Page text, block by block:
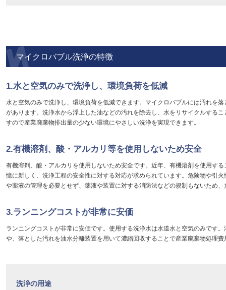
マイクロバブル洗浄の特徴
1.水と空気のみで洗浄し、環境負荷を低減
水と空気のみで洗浄し、環境負荷を低減できます。マイクロバブルには汚れを
があります。洗浄水から浮上した油などの汚れを除去し、水をリサイクルする
すので産業廃棄物排出量の少ない環境にやさしい洗浄を実現できます。
2.有機溶剤、酸・アルカリ等を使用しないため安全
有機溶剤、酸・アルカリを使用しないため安全です。近年、有機溶剤を使用す
憶に新しく、洗浄工程の安全性に対する対応が求められています。危険物や引
や薬液の管理を必要とせず、薬液や装置に対する消防法などの規制もないため
3.ランニングコストが非常に安価
ランニングコストが非常に安価です。使用する洗浄水は水道水と空気のみです
や、落とした汚れを油水分離装置を用いて濃縮回収することで産業廃棄物処理
洗浄の用途